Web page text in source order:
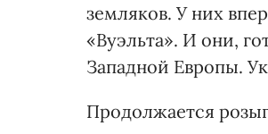
земляков. У них
«Вуэльта». И они,
Западной Европы.
Продолжается